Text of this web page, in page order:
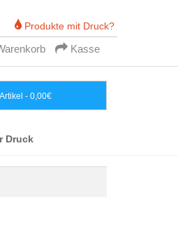
Produkte mit Druck?
Kasse
- 0,00€
Druck